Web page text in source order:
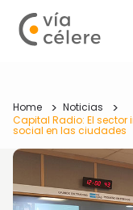
Home
Noticias
Capital Radio: El
social en las ciudades